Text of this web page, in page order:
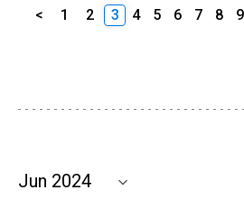
< 1 2 3 4 5 6 7 8 9